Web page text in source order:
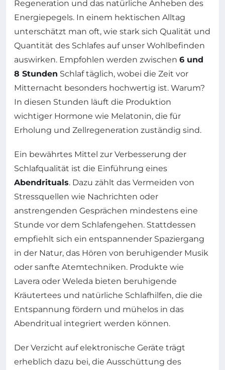
Regeneration und das natürliche Anheben des
Energiepegels. In einem hektischen Alltag
unterschätzt man oft, wie stark sich Qualität und
Quantität des Schlafes auf unser Wohlbefinden
auswirken. Empfohlen werden zwischen 6 und
8 Stunden Schlaf täglich, wobei die Zeit vor
Mitternacht besonders hochwertig ist. Warum?
In diesen Stunden läuft die Produktion
wichtiger Hormone wie Melatonin, die für
Erholung und Zellregeneration zuständig sind.
Ein bewährtes Mittel zur Verbesserung der
Schlafqualität ist die Einführung eines
Abendrituals. Dazu zählt das Vermeiden von
Stressquellen wie Nachrichten oder
anstrengenden Gesprächen mindestens eine
Stunde vor dem Schlafengehen. Stattdessen
empfiehlt sich ein entspannender Spaziergang
in der Natur, das Hören von beruhigender Musik
oder sanfte Atemtechniken. Produkte wie
Lavera oder Weleda bieten beruhigende
Kräutertees und natürliche Schlafhilfen, die die
Entspannung fördern und mühelos in das
Abendritual integriert werden können.
Der Verzicht auf elektronische Geräte trägt
erheblich dazu bei, die Ausschüttung des